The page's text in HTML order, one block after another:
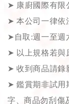
➤ 康廚國際有限
➤ 本公司一律依
➤ 自取:週一至週
➤ 以上規格若
➤ 收到商品請錄
➤ 鑑賞期非試用
字、商品勿刮傷